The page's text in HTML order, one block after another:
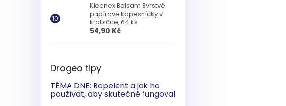
Kleenex Balsam 3vrstvé
papírové kapesníčky v
krabičce, 64 ks
54,90 Kč
Drogeo tipy
TÉMA DNE: Repelent a jak ho
používat, aby skutečně fungoval